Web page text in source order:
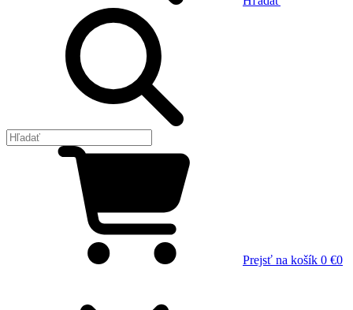
Prejsť na košík 0 €0